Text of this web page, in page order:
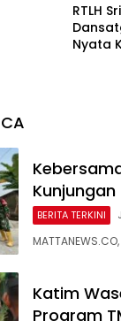
RTLH
Nyata
Kunjungan
BERITA TERKINI
Katim
Program